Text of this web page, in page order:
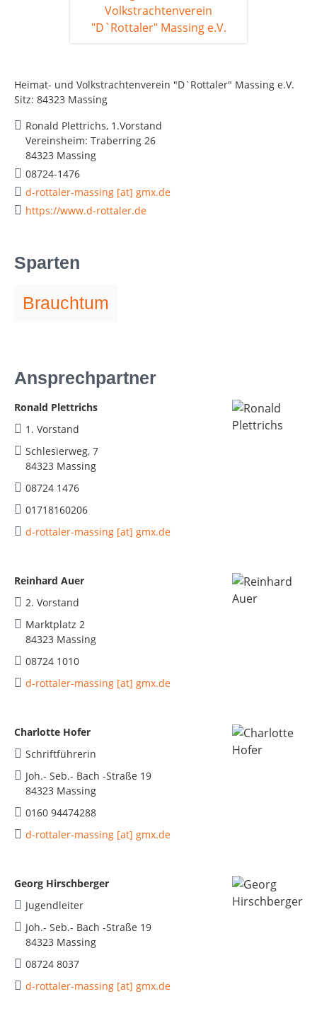
Heimat- und Volkstrachtenverein "D`Rottaler" Massing e.V.
Sitz: 84323 Massing
Ronald Plettrichs, 1.Vorstand
Vereinsheim: Traberring 26
84323 Massing
08724-1476
d-rottaler-massing [at] gmx.de
https://www.d-rottaler.de
Sparten
Brauchtum
Ansprechpartner
Ronald Plettrichs
1. Vorstand
Schlesierweg, 7
84323 Massing
08724 1476
01718160206
d-rottaler-massing [at] gmx.de
Reinhard Auer
2. Vorstand
Marktplatz 2
84323 Massing
08724 1010
d-rottaler-massing [at] gmx.de
Charlotte Hofer
Schriftführerin
Joh.- Seb.- Bach -Straße 19
84323 Massing
0160 94474288
d-rottaler-massing [at] gmx.de
Georg Hirschberger
Jugendleiter
Joh.- Seb.- Bach -Straße 19
84323 Massing
08724 8037
d-rottaler-massing [at] gmx.de